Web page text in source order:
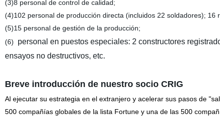
(3)8 personal de control de calidad;
(4)102 personal de producción directa (incluidos 22 soldadores);
(5)15 personal de gestión de la producción;
(6)
personal en puestos especiales: 2 constructores
ensayos no destructivos, etc.
Breve introducción de nuestro socio CRIG
Al ejecutar su estrategia en el extranjero y acelerar sus pasos de
500 compañías globales de la lista Fortune y una de las 500